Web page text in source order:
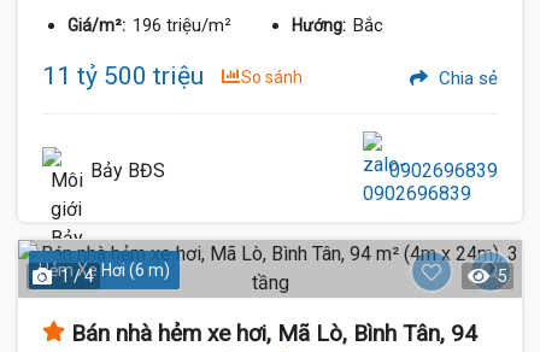
Giá/m²: 196 triệu/m² Hướng: Bắc
11 tỷ 500 triệu So sánh Chia sẻ
Bảy BĐS 0902696839
Hẻm Xe Hơi (6 m)
1 / 4 5
Bán nhà hẻm xe hơi, Mã Lò, Bình Tân, 94